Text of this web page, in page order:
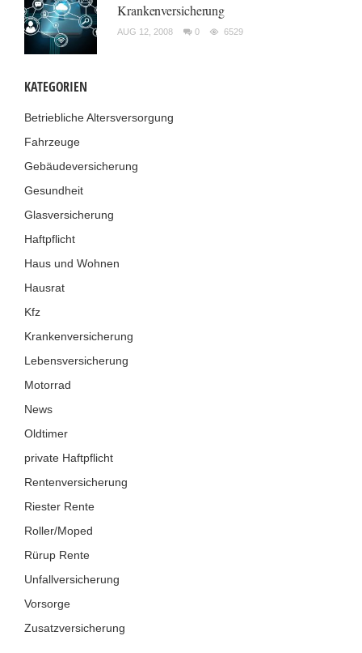
Krankenversicherung
AUG 12, 2008 0 6529
KATEGORIEN
Betriebliche Altersversorgung
Fahrzeuge
Gebäudeversicherung
Gesundheit
Glasversicherung
Haftpflicht
Haus und Wohnen
Hausrat
Kfz
Krankenversicherung
Lebensversicherung
Motorrad
News
Oldtimer
private Haftpflicht
Rentenversicherung
Riester Rente
Roller/Moped
Rürup Rente
Unfallversicherung
Vorsorge
Zusatzversicherung